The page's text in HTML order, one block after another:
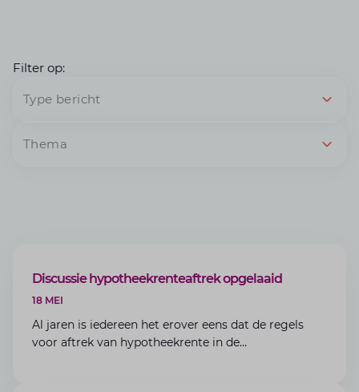
Filter op:
Type bericht
Thema
ARTIKEL
Discussie hypotheekrenteaftrek opgelaaid
18 MEI
Al jaren is iedereen het erover eens dat de regels
voor aftrek van hypotheekrente in de